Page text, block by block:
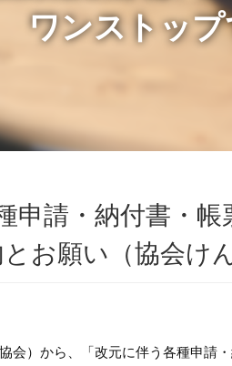
ワンストップ
申請・納付書・
お願い（協会け
会）から、「改元に伴う各種申請